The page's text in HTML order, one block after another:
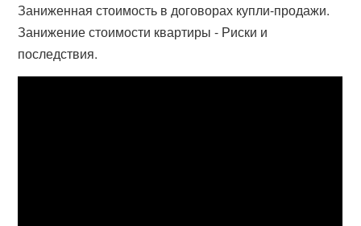
Заниженная стоимость в договорах купли-продажи.
Занижение стоимости квартиры - Риски и
последствия.